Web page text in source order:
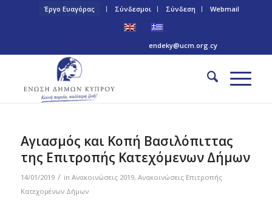
Έργο Ευαγόρας Σύνδεσμοι Σύνδεση Webmail
endeky@ucm.org.cy
Αγιασμός και Κοπή Βασιλόπιττας
της Επιτροπής Κατεχόμενων Δήμων
14/01/2019 / in Ανακοινώσεις 2019, Ανακοινώσεις Επιτροπής
Κατεχομένων Δήμων